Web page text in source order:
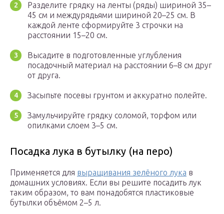
Разделите грядку на ленты (ряды) шириной 35–
45 см и междурядьями шириной 20–25 см. В
каждой ленте сформируйте 3 строчки на
расстоянии 15–20 см.
Высадите в подготовленные углубления
посадочный материал на расстоянии 6–8 см друг
от друга.
Засыпьте посевы грунтом и аккуратно полейте.
Замульчируйте грядку соломой, торфом или
опилками слоем 3–5 см.
Посадка лука в бутылку (на перо)
Применяется для выращивания зелёного лука в
домашних условиях. Если вы решите посадить лук
таким образом, то вам понадобятся пластиковые
бутылки объёмом 2–5 л.